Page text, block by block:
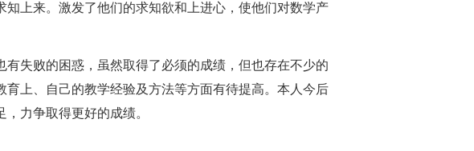
上来。激发了他们的求知欲和上进心，使他们对数学产
失败的困惑，虽然取得了必须的成绩，但也存在不少的
上、自己的教学经验及方法等方面有待提高。本人今后
力争取得更好的成绩。